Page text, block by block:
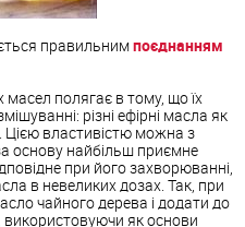
правильнимпоєднанням
масел полягає в тому, що їх
різні ефірні масла як
властивістю можна з
основу найбільш приємне
при його захворюванні,
в невеликих дозах. Так, при
чайного дерева і додати до
використовуючи як основи